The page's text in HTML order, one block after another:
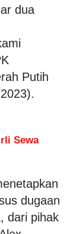
dua
Putih
Sewa
dugaan
dari pihak